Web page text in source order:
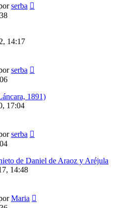
serba
14:17
serba
1891)
17:04
serba
de Daniel de Araoz y Aréjula
14:48
Maria